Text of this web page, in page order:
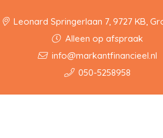
Leonard Springerlaan 7, 9727 KB,
Alleen op afspraak
info@markantfinancieel.nl
050-5258958